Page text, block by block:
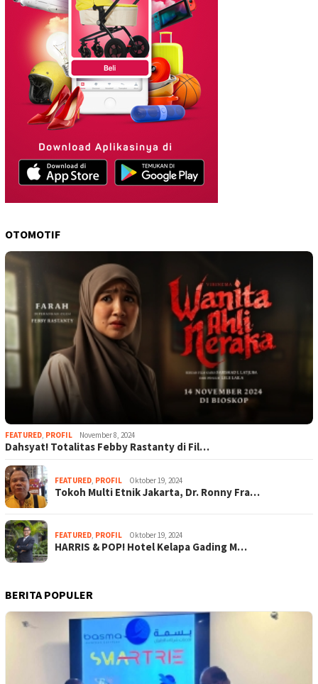
OTOMOTIF
FEATURED, PROFIL November 8, 2024
Dahsyat! Totalitas Febby Rastanty di Fil…
FEATURED, PROFIL Oktober 19, 2024
Tokoh Multi Etnik Jakarta, Dr. Ronny Fra…
FEATURED, PROFIL Oktober 19, 2024
HARRIS & POP! Hotel Kelapa Gading M…
BERITA POPULER